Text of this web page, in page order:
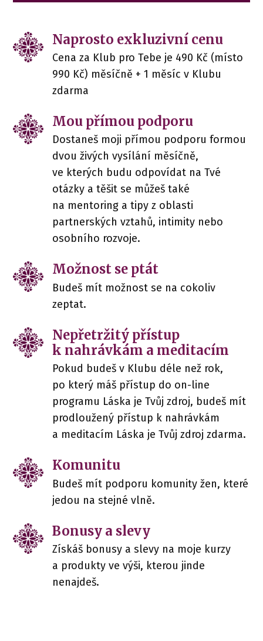
Naprosto exkluzivní cenu
Cena za Klub pro Tebe je 490 Kč (místo
990 Kč) měsíčně + 1 měsíc v Klubu
zdarma
Mou přímou podporu
Dostaneš moji přímou podporu formou
dvou živých vysílání měsíčně,
ve kterých budu odpovídat na Tvé
otázky a těšit se můžeš také
na mentoring a tipy z oblasti
partnerských vztahů, intimity nebo
osobního rozvoje.
Možnost se ptát
Budeš mít možnost se na cokoliv
zeptat.
Nepřetržitý přístup
k nahrávkám a meditacím
Pokud budeš v Klubu déle než rok,
po který máš přístup do on-line
programu Láska je Tvůj zdroj, budeš mít
prodloužený přístup k nahrávkám
a meditacím Láska je Tvůj zdroj zdarma.
Komunitu
Budeš mít podporu komunity žen, které
jedou na stejné vlně.
Bonusy a slevy
Získáš bonusy a slevy na moje kurzy
a produkty ve výši, kterou jinde
nenajdeš.